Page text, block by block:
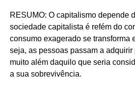
RESUMO: O capitalismo depende
sociedade capitalista é refém do
consumo exagerado se transforma
seja, as pessoas passam a
muito além daquilo que seria
a sua sobrevivência.